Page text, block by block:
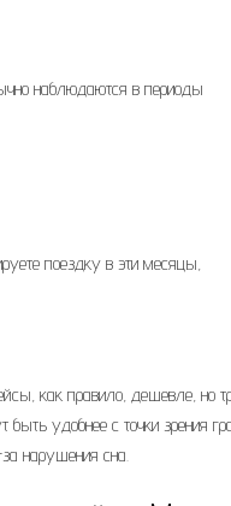
наблюдаются в периоды
поездку в эти месяцы,
как правило, дешевле, но
удобнее с точки зрения
нарушения сна.